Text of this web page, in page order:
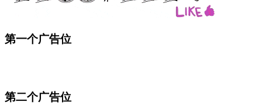
第一个广告位
第二个广告位